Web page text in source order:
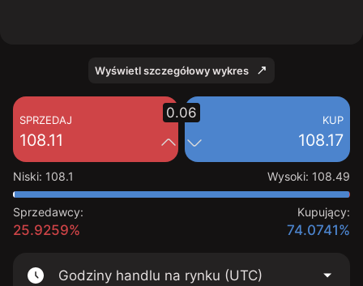
Wyświetl szczegółowy wykres
SPRZEDAJ
108.11
KUP
108.17
0.06
Niski: 108.1 Wysoki: 108.49
Sprzedawcy:
25.9259%
Kupujący:
74.0741%
Godziny handlu na rynku (UTC)